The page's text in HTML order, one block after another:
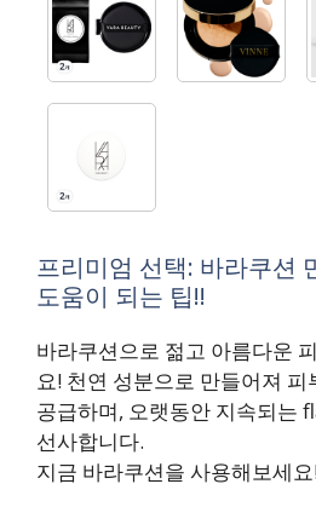
프리미엄 선택: 바라쿠션
도움이 되는 팁!!
바라쿠션으로 젊고 아름다운
요! 천연 성분으로 만들어져
공급하며, 오랫동안 지속되는
선사합니다.
지금 바라쿠션을 사용해보세